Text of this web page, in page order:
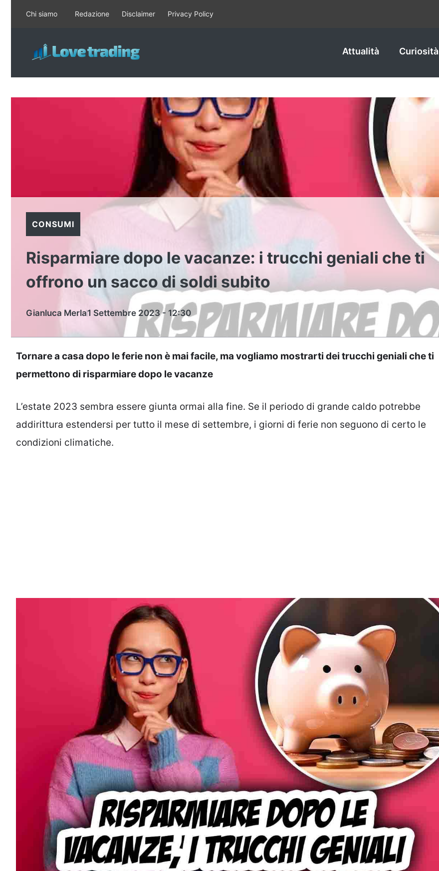
contenuto
Chi siamo Redazione Disclaimer Privacy Policy
Attualità Curiosità
CONSUMI
Risparmiare dopo le vacanze: i trucchi geniali che ti
offrono un sacco di soldi subito
Gianluca Merla1 Settembre 2023 - 12:30
Tornare a casa dopo le ferie non è mai facile, ma vogliamo mostrarti dei trucchi geniali che ti
permettono di risparmiare dopo le vacanze
L’estate 2023 sembra essere giunta ormai alla fine. Se il periodo di grande caldo potrebbe
addirittura estendersi per tutto il mese di settembre, i giorni di ferie non seguono di certo le
condizioni climatiche.